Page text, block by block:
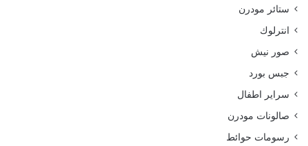
ستائر مودرن
انترلوك
صور نيش
جبس بورد
سراير اطفال
صالونات مودرن
رسومات حوائط